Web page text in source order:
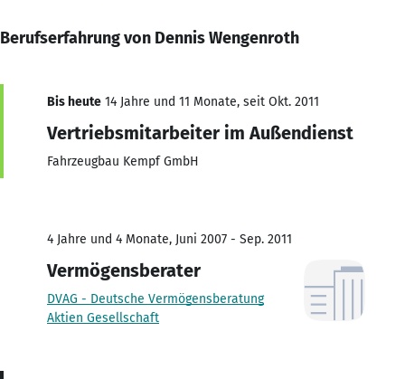
Berufserfahrung von Dennis Wengenroth
Bis heute 14 Jahre und 11 Monate, seit Okt. 2011
Vertriebsmitarbeiter im Außendienst
Fahrzeugbau Kempf GmbH
4 Jahre und 4 Monate, Juni 2007 - Sep. 2011
Vermögensberater
DVAG - Deutsche Vermögensberatung
Aktien Gesellschaft